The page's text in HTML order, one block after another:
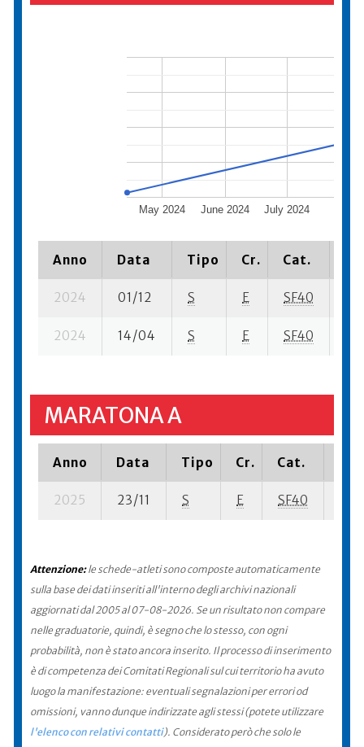
May 2024 June 2024 July 2024
Anno Data Tipo Cr. Cat.
2024 01/12 S E SF40
2024 14/04 S E SF40
MARATONA A
Anno Data Tipo Cr. Cat.
2025 23/11 S E SF40
Attenzione:le schede-atleti sono composte automaticamente
sulla base dei dati inseriti all'interno degli archivi nazionali
aggiornati dal 2005 al 07-08-2026. Se un risultato non compare
nelle graduatorie, quindi, è segno che lo stesso, con ogni
probabilità, non è stato ancora inserito. Il processo di inserimento
è di competenza dei Comitati Regionali sul cui territorio ha avuto
luogo la manifestazione: eventuali segnalazioni per errori od
omissioni, vanno dunque indirizzate agli stessi (potete utilizzare
l'elenco con relativi contatti). Considerato però che solo le